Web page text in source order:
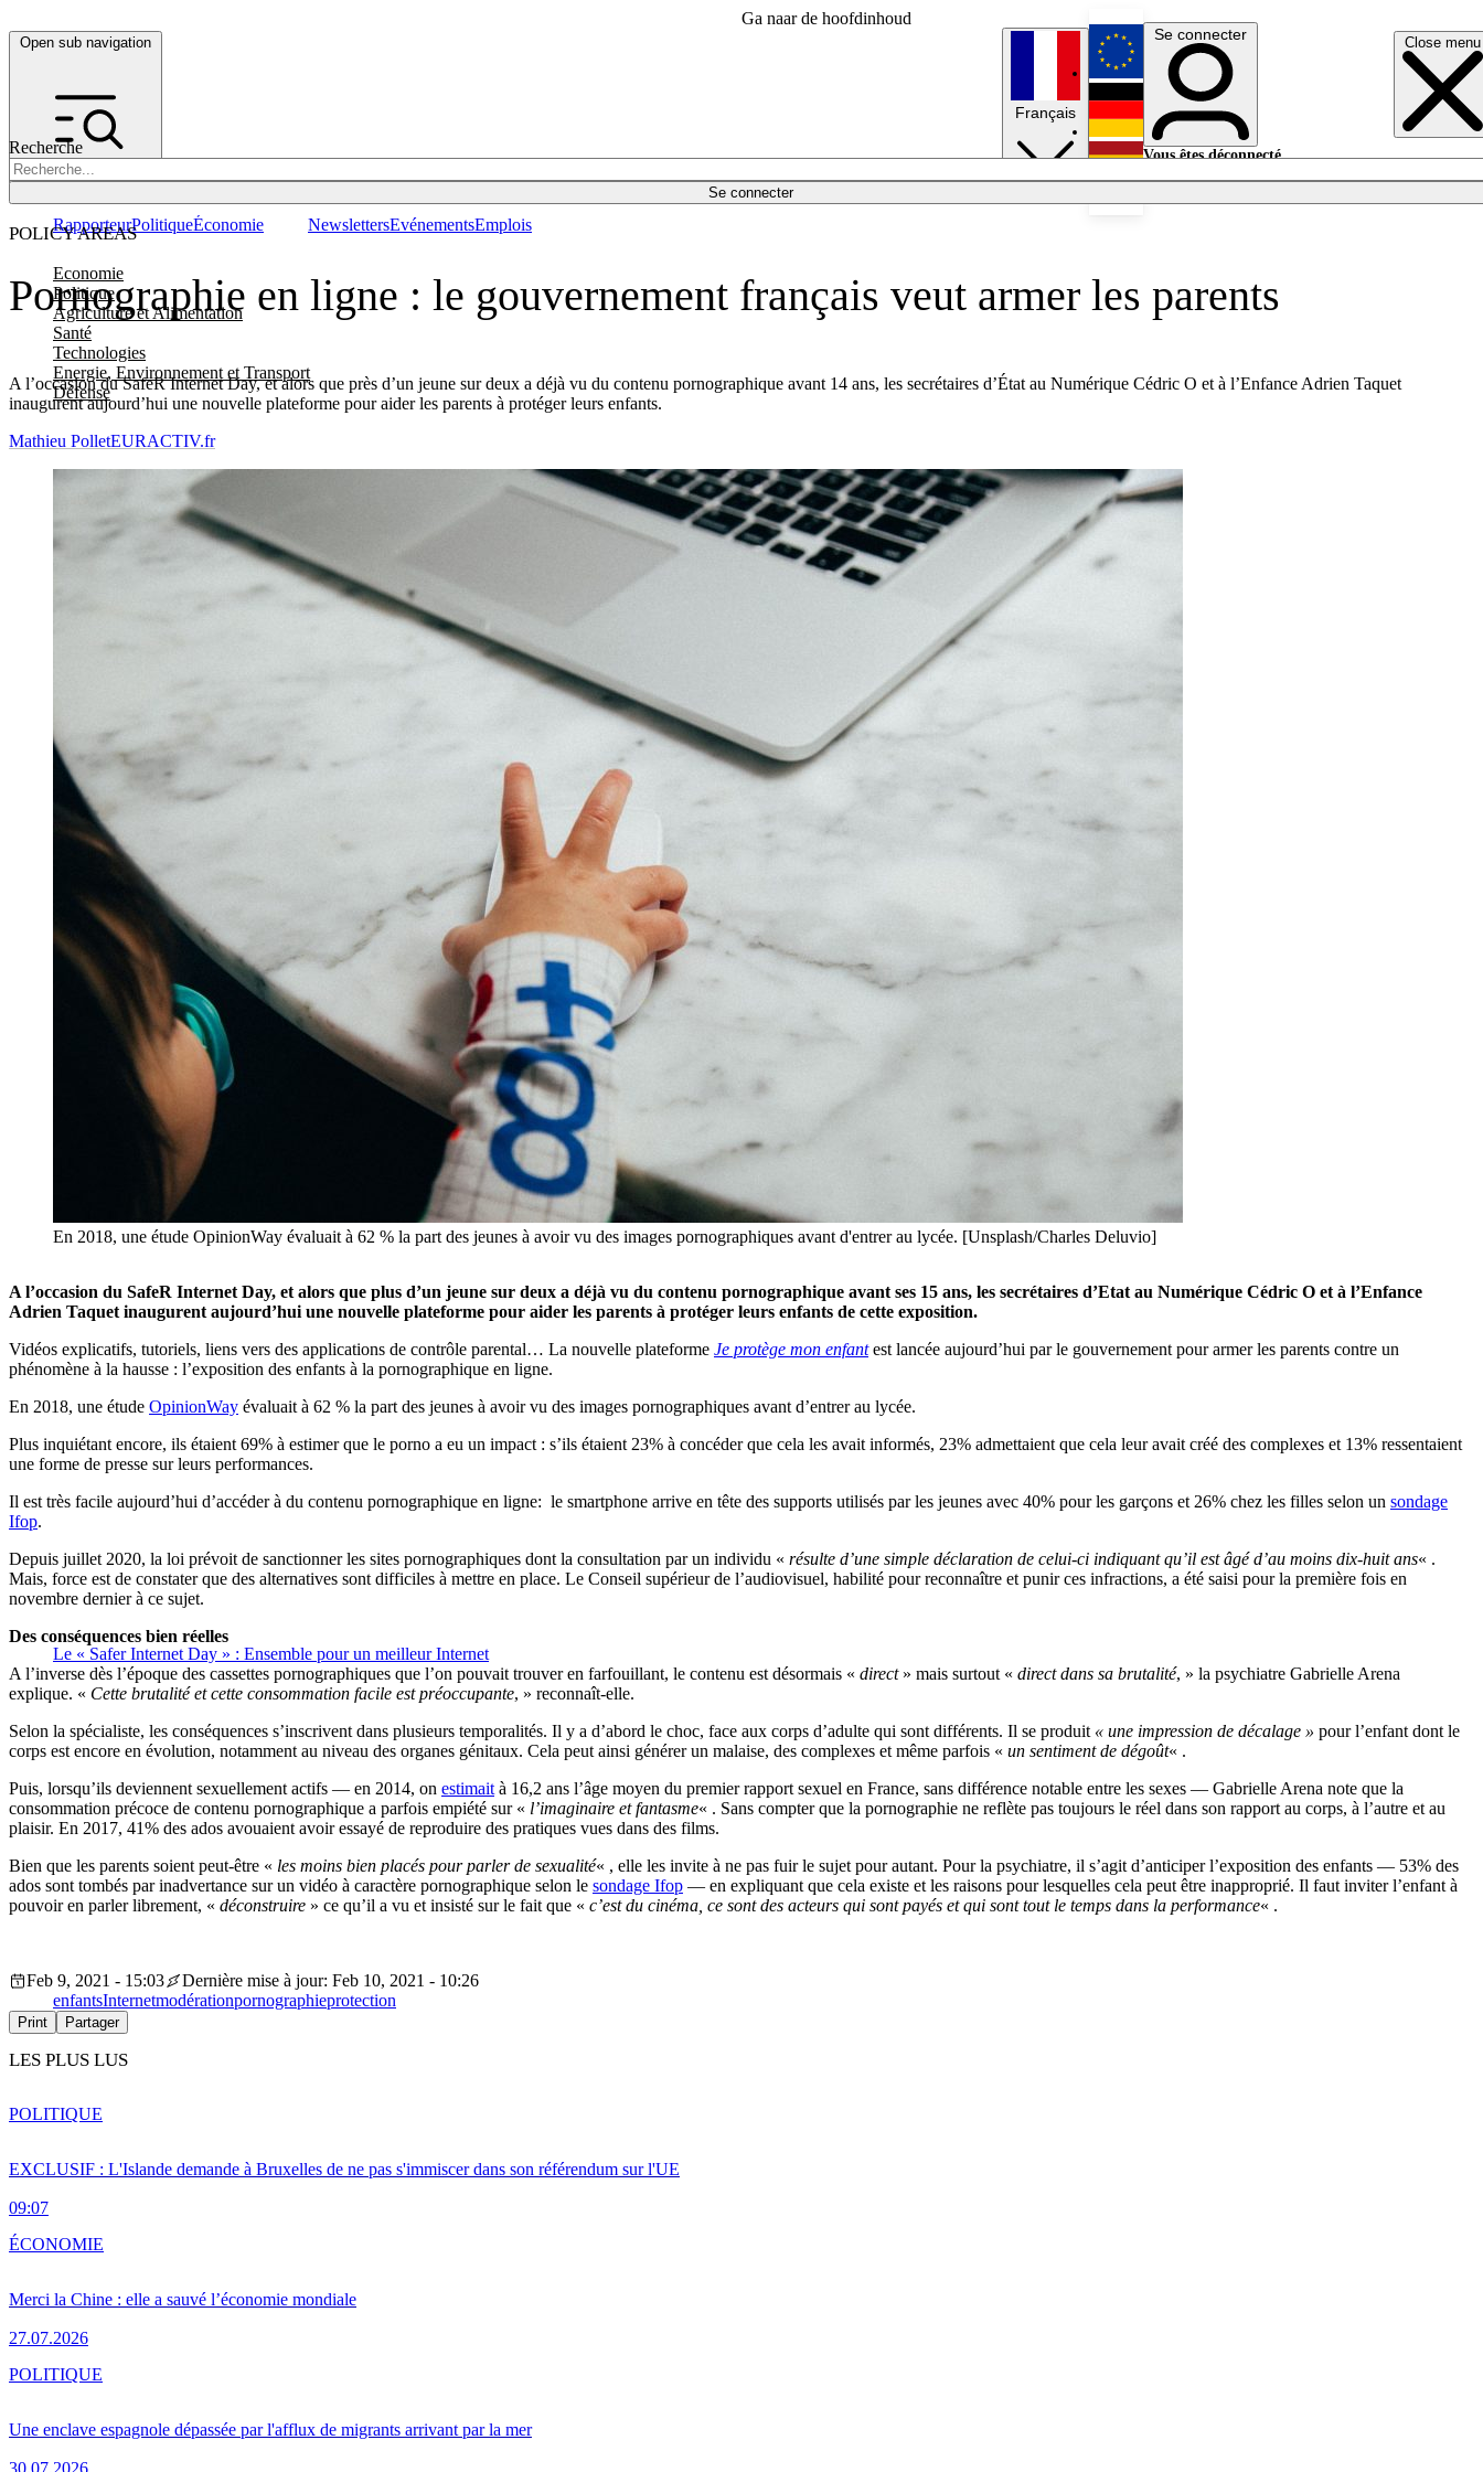
Ga naar de hoofdinhoud
Open sub navigation Close menu
Recherche
Se connecter
POLICY AREAS
Economie
Politique
Agriculture et Alimentation
Santé
Technologies
Energie, Environnement et Transport
Défense
RapporteurPolitiqueÉconomie NewslettersEvénementsEmplois
Français
English
Deutsch
Se connecter
Vous êtes déconnecté.
Pornographie en ligne : le gouvernement français veut armer les parents
A l’occasion du SafeR Internet Day, et alors que près d’un jeune sur deux a déjà vu du contenu pornographique avant 14 ans, les secrétaires d’État au Numérique Cédric O et à l’Enfance Adrien Taquet
inaugurent aujourd’hui une nouvelle plateforme pour aider les parents à protéger leurs enfants.
Mathieu PolletEURACTIV.fr
En 2018, une étude OpinionWay évaluait à 62 % la part des jeunes à avoir vu des images pornographiques avant d'entrer au lycée. [Unsplash/Charles Deluvio]
A l’occasion du SafeR Internet Day, et alors que plus d’un jeune sur deux a déjà vu du contenu pornographique avant ses 15 ans, les secrétaires d’Etat au Numérique Cédric O et à l’Enfance
Adrien Taquet inaugurent aujourd’hui une nouvelle plateforme pour aider les parents à protéger leurs enfants de cette exposition.
Vidéos explicatifs, tutoriels, liens vers des applications de contrôle parental… La nouvelle plateforme Je protège mon enfantest lancée aujourd’hui par le gouvernement pour armer les parents contre un
phénomène à la hausse : l’exposition des enfants à la pornographique en ligne.
En 2018, une étude OpinionWay évaluait à 62 % la part des jeunes à avoir vu des images pornographiques avant d’entrer au lycée.
Plus inquiétant encore, ils étaient 69% à estimer que le porno a eu un impact : s’ils étaient 23% à concéder que cela les avait informés, 23% admettaient que cela leur avait créé des complexes et 13% ressentaient
une forme de presse sur leurs performances.
Il est très facile aujourd’hui d’accéder à du contenu pornographique en ligne: le smartphone arrive en tête des supports utilisés par les jeunes avec 40% pour les garçons et 26% chez les filles selon un sondage
Ifop.
Depuis juillet 2020, la loi prévoit de sanctionner les sites pornographiques dont la consultation par un individu « résulte d’une simple déclaration de celui-ci indiquant qu’il est âgé d’au moins dix-huit ans« .
Mais, force est de constater que des alternatives sont difficiles à mettre en place. Le Conseil supérieur de l’audiovisuel, habilité pour reconnaître et punir ces infractions, a été saisi pour la première fois en
novembre dernier à ce sujet.
Le « Safer Internet Day » : Ensemble pour un meilleur Internet
Des conséquences bien réelles
A l’inverse dès l’époque des cassettes pornographiques que l’on pouvait trouver en farfouillant, le contenu est désormais « direct» mais surtout « direct dans sa brutalité, » la psychiatre Gabrielle Arena
explique. « Cette brutalité et cette consommation facile est préoccupante, » reconnaît-elle.
Selon la spécialiste, les conséquences s’inscrivent dans plusieurs temporalités. Il y a d’abord le choc, face aux corps d’adulte qui sont différents. Il se produit « une impression de décalage » pour l’enfant dont le
corps est encore en évolution, notamment au niveau des organes génitaux. Cela peut ainsi générer un malaise, des complexes et même parfois « un sentiment de dégoût« .
Puis, lorsqu’ils deviennent sexuellement actifs — en 2014, on estimait à 16,2 ans l’âge moyen du premier rapport sexuel en France, sans différence notable entre les sexes — Gabrielle Arena note que la
consommation précoce de contenu pornographique a parfois empiété sur « l’imaginaire et fantasme« . Sans compter que la pornographie ne reflète pas toujours le réel dans son rapport au corps, à l’autre et au
plaisir. En 2017, 41% des ados avouaient avoir essayé de reproduire des pratiques vues dans des films.
Bien que les parents soient peut-être « les moins bien placés pour parler de sexualité« , elle les invite à ne pas fuir le sujet pour autant. Pour la psychiatre, il s’agit d’anticiper l’exposition des enfants — 53% des
ados sont tombés par inadvertance sur un vidéo à caractère pornographique selon le sondage Ifop — en expliquant que cela existe et les raisons pour lesquelles cela peut être inapproprié. Il faut inviter l’enfant à
pouvoir en parler librement, « déconstruire » ce qu’il a vu et insisté sur le fait que « c’est du cinéma, ce sont des acteurs qui sont payés et qui sont tout le temps dans la performance« .
Feb 9, 2021 - 15:03
Dernière mise à jour: Feb 10, 2021 - 10:26
enfantsInternetmodérationpornographieprotection
Print Partager
LES PLUS LUS
EXCLUSIF : L'Islande demande à Bruxelles de ne pas s'immiscer dans son référendum sur l'UE
09:07
POLITIQUE
Merci la Chine : elle a sauvé l’économie mondiale
27.07.2026
ÉCONOMIE
Une enclave espagnole dépassée par l'afflux de migrants arrivant par la mer
30.07.2026
POLITIQUE